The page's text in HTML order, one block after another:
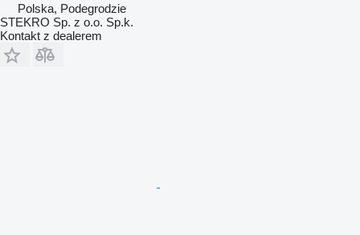
Polska, Podegrodzie
STEKRO Sp. z o.o. Sp.k.
Kontakt z dealerem